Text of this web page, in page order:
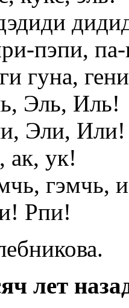
пэпи,
гуна,
Эль, Иль!
Эли, Или!
ак, ук!
гэмчь,
Рпи!
лет